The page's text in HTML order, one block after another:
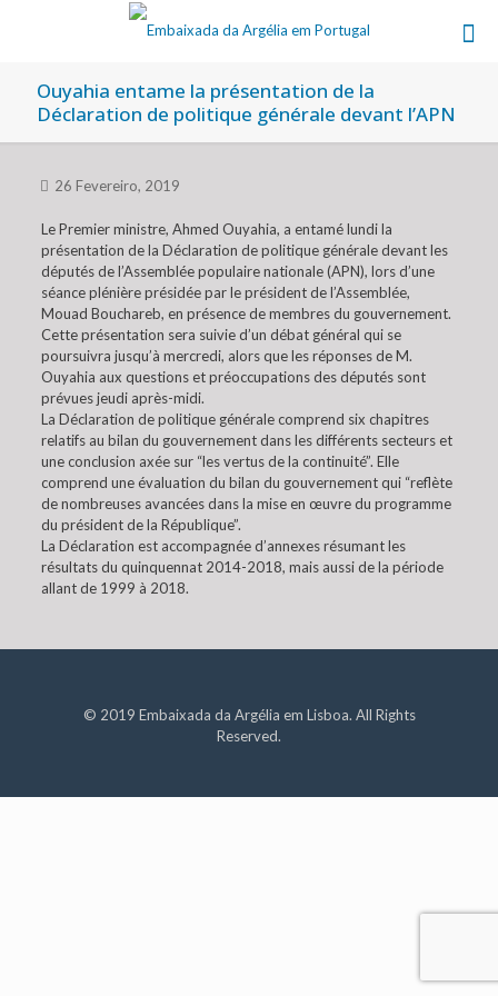
Ouyahia entame la présentation de la
Déclaration de politique générale devant l’APN
26 Fevereiro, 2019
Le Premier ministre, Ahmed Ouyahia, a entamé lundi la
présentation de la Déclaration de politique générale devant les
députés de l’Assemblée populaire nationale (APN), lors d’une
séance plénière présidée par le président de l’Assemblée,
Mouad Bouchareb, en présence de membres du gouvernement.
Cette présentation sera suivie d’un débat général qui se
poursuivra jusqu’à mercredi, alors que les réponses de M.
Ouyahia aux questions et préoccupations des députés sont
prévues jeudi après-midi.
La Déclaration de politique générale comprend six chapitres
relatifs au bilan du gouvernement dans les différents secteurs et
une conclusion axée sur “les vertus de la continuité”. Elle
comprend une évaluation du bilan du gouvernement qui “reflète
de nombreuses avancées dans la mise en œuvre du programme
du président de la République”.
La Déclaration est accompagnée d’annexes résumant les
résultats du quinquennat 2014-2018, mais aussi de la période
allant de 1999 à 2018.
© 2019 Embaixada da Argélia em Lisboa. All Rights
Reserved.